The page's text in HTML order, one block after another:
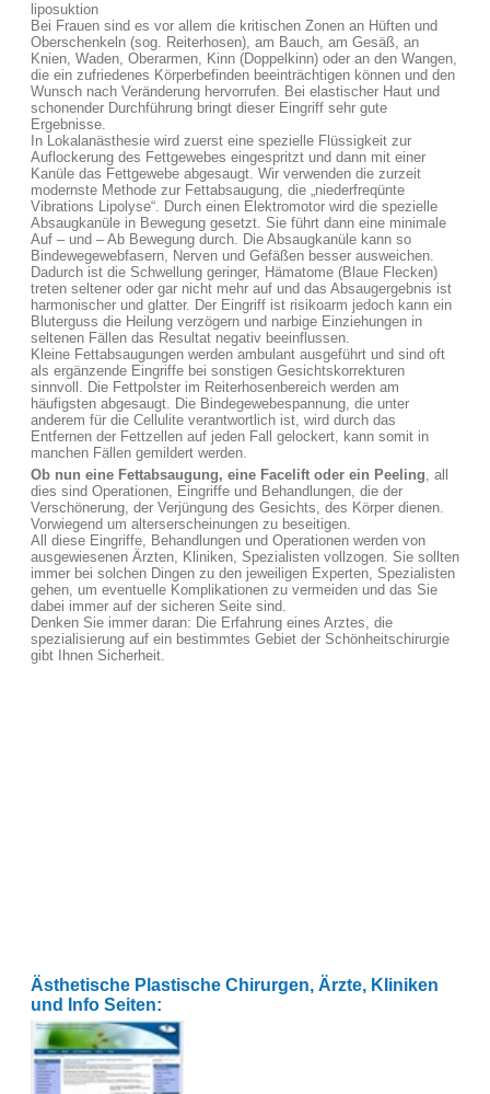
liposuktion
Bei Frauen sind es vor allem die kritischen Zonen an Hüften und
Oberschenkeln (sog. Reiterhosen), am Bauch, am Gesäß, an
Knien, Waden, Oberarmen, Kinn (Doppelkinn) oder an den Wangen,
die ein zufriedenes Körperbefinden beeinträchtigen können und den
Wunsch nach Veränderung hervorrufen. Bei elastischer Haut und
schonender Durchführung bringt dieser Eingriff sehr gute
Ergebnisse.
In Lokalanästhesie wird zuerst eine spezielle Flüssigkeit zur
Auflockerung des Fettgewebes eingespritzt und dann mit einer
Kanüle das Fettgewebe abgesaugt. Wir verwenden die zurzeit
modernste Methode zur Fettabsaugung, die „niederfreqünte
Vibrations Lipolyse“. Durch einen Elektromotor wird die spezielle
Absaugkanüle in Bewegung gesetzt. Sie führt dann eine minimale
Auf – und – Ab Bewegung durch. Die Absaugkanüle kann so
Bindewegewebfasern, Nerven und Gefäßen besser ausweichen.
Dadurch ist die Schwellung geringer, Hämatome (Blaue Flecken)
treten seltener oder gar nicht mehr auf und das Absaugergebnis ist
harmonischer und glatter. Der Eingriff ist risikoarm jedoch kann ein
Bluterguss die Heilung verzögern und narbige Einziehungen in
seltenen Fällen das Resultat negativ beeinflussen.
Kleine Fettabsaugungen werden ambulant ausgeführt und sind oft
als ergänzende Eingriffe bei sonstigen Gesichtskorrekturen
sinnvoll. Die Fettpolster im Reiterhosenbereich werden am
häufigsten abgesaugt. Die Bindegewebespannung, die unter
anderem für die Cellulite verantwortlich ist, wird durch das
Entfernen der Fettzellen auf jeden Fall gelockert, kann somit in
manchen Fällen gemildert werden.
Ob nun eine Fettabsaugung, eine Facelift oder ein Peeling, all
dies sind Operationen, Eingriffe und Behandlungen, die der
Verschönerung, der Verjüngung des Gesichts, des Körper dienen.
Vorwiegend um alterserscheinungen zu beseitigen.
All diese Eingriffe, Behandlungen und Operationen werden von
ausgewiesenen Ärzten, Kliniken, Spezialisten vollzogen. Sie sollten
immer bei solchen Dingen zu den jeweiligen Experten, Spezialisten
gehen, um eventuelle Komplikationen zu vermeiden und das Sie
dabei immer auf der sicheren Seite sind.
Denken Sie immer daran: Die Erfahrung eines Arztes, die
spezialisierung auf ein bestimmtes Gebiet der Schönheitschirurgie
gibt Ihnen Sicherheit.
Ästhetische Plastische Chirurgen, Ärzte, Kliniken
und Info Seiten: